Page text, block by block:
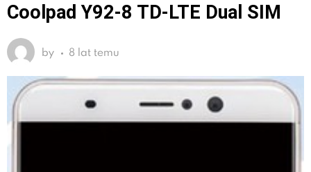
LATEST
STORIES
Coolpad Y92-8 TD-LTE Dual SIM
by 8 lat temu